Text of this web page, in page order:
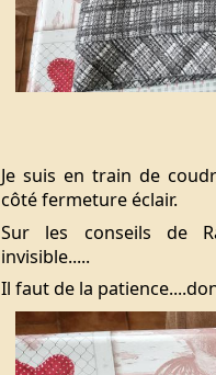
Je suis en train de
côté fermeture éclair.
Sur les conseils de
invisible.....
Il faut de la